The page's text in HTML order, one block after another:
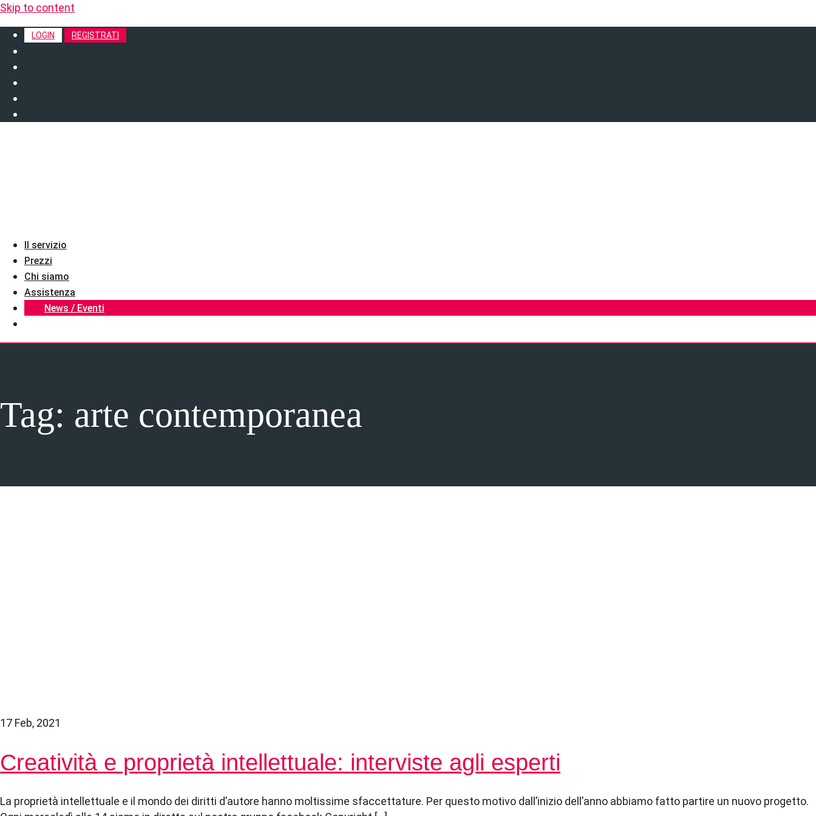
Skip to content
LOGIN REGISTRATI
Il servizio
Prezzi
Chi siamo
Assistenza
News / Eventi
Tag: arte contemporanea
17 Feb, 2021
Creatività e proprietà intellettuale: interviste agli esperti
La proprietà intellettuale e il mondo dei diritti d’autore hanno moltissime sfaccettature. Per questo motivo dall’inizio dell’anno abbiamo fatto partire un nuovo progetto.